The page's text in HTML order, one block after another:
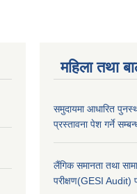
महिला तथा
समुदायमा आधारित
प्रस्तावना पेश गर्ने
लैंगिक समानता तथा
परीक्षण(GESI Audit)